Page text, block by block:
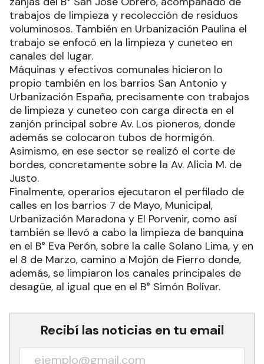
trabajos de limpieza y recolección de residuos
voluminosos. También en Urbanización Paulina el
trabajo se enfocó en la limpieza y cuneteo en
canales del lugar.
Máquinas y efectivos comunales hicieron lo
propio también en los barrios San Antonio y
Urbanización España, precisamente con trabajos
de limpieza y cuneteo con carga directa en el
zanjón principal sobre Av. Los pioneros, donde
además se colocaron tubos de hormigón.
Asimismo, en ese sector se realizó el corte de
bordes, concretamente sobre la Av. Alicia M. de
Justo.
Finalmente, operarios ejecutaron el perfilado de
calles en los barrios 7 de Mayo, Municipal,
Urbanización Maradona y El Porvenir, como así
también se llevó a cabo la limpieza de banquina
en el B° Eva Perón, sobre la calle Solano Lima, y en
el 8 de Marzo, camino a Mojón de Fierro donde,
además, se limpiaron los canales principales de
desagüe, al igual que en el B° Simón Bolívar.
Recibí las noticias en tu email